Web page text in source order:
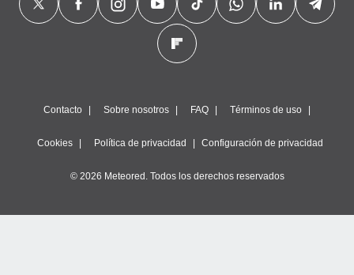
Contacto Sobre nosotros FAQ Términos de uso
Cookies Política de privacidad Configuración de privacidad
© 2026 Meteored. Todos los derechos reservados